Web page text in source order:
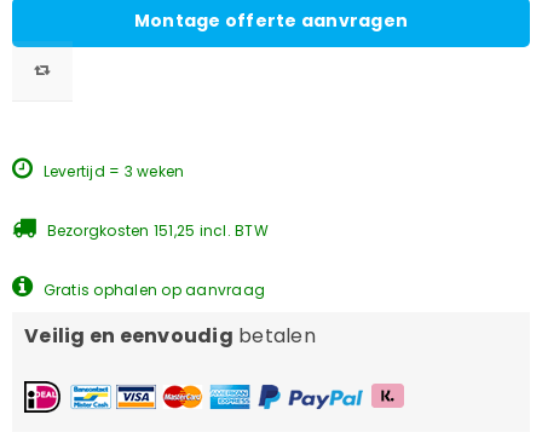
Montage offerte aanvragen
Levertijd = 3 weken
Bezorgkosten 151,25 incl. BTW
Gratis ophalen op aanvraag
Veilig en eenvoudig betalen